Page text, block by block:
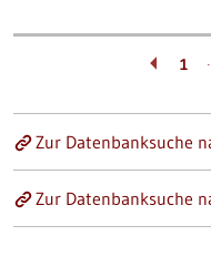
1
Zur Datenbanksuche
Zur Datenbanksuche